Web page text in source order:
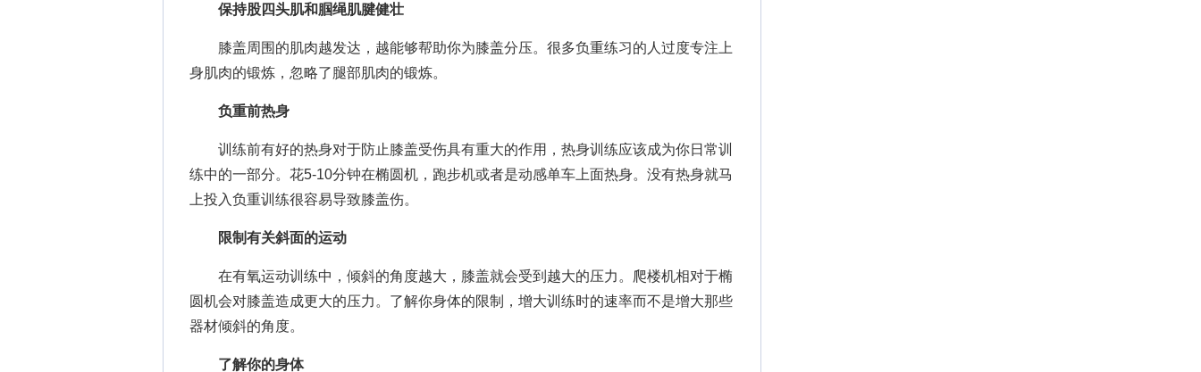
保持股四头肌和腘绳肌腱健壮
膝盖周围的肌肉越发达，越能够帮助你为膝盖分压。很多负重练习的人过度专注上
身肌肉的锻炼，忽略了腿部肌肉的锻炼。
负重前热身
训练前有好的热身对于防止膝盖受伤具有重大的作用，热身训练应该成为你日常训
练中的一部分。花5-10分钟在椭圆机，跑步机或者是动感单车上面热身。没有热身就马
上投入负重训练很容易导致膝盖伤。
限制有关斜面的运动
在有氧运动训练中，倾斜的角度越大，膝盖就会受到越大的压力。爬楼机相对于椭
圆机会对膝盖造成更大的压力。了解你身体的限制，增大训练时的速率而不是增大那些
器材倾斜的角度。
了解你的身体